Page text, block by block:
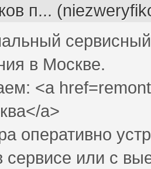
п...
в Москве.
<a
a>
оперативно
сервисе или с